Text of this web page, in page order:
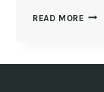
READ MORE